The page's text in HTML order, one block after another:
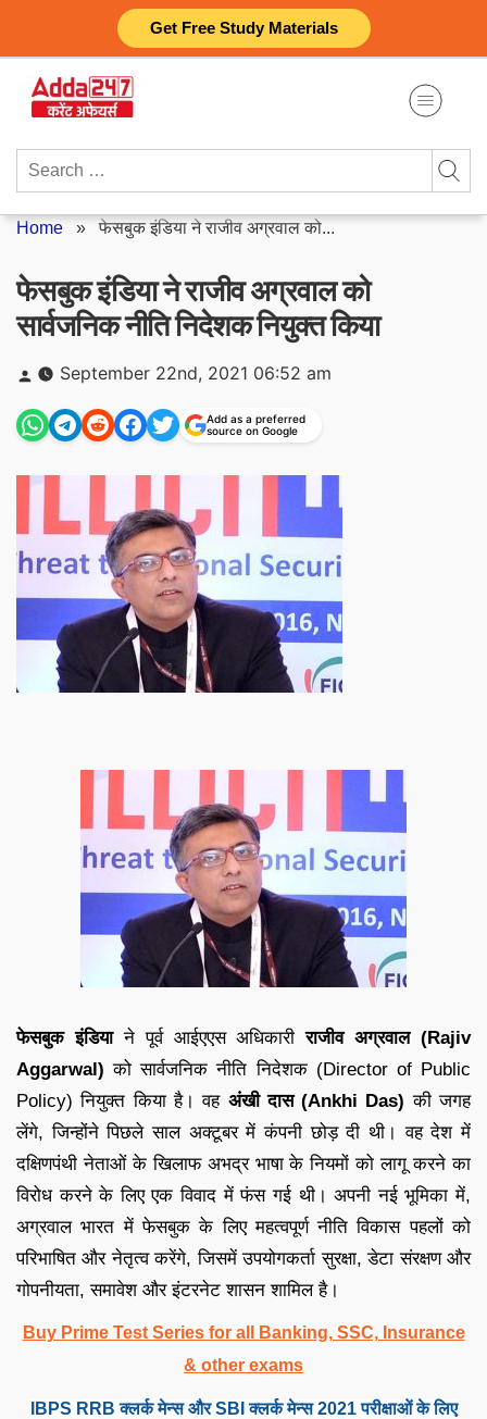
Get Free Study Materials
content
Search
Home »फेसबुक इंडिया ने राजीव अग्रवाल को...
फेसबुक इंडिया ने राजीव अग्रवाल को
सार्वजनिक नीति निदेशक नियुक्त किया
Posted
by
September 22nd, 2021 06:52 am
Add as a preferred
source on Google
फेसबुक इंडियाने पूर्व आईएएस अधिकारीराजीव अग्रवाल (Rajiv
Aggarwal)को सार्वजनिक नीति निदेशक (Director of Public
Policy) नियुक्त किया है। वह अंखी दास (Ankhi Das) की जगह
लेंगे, जिन्होंने पिछले साल अक्टूबर में कंपनी छोड़ दी थी। वह देश में
दक्षिणपंथी नेताओं के खिलाफ अभद्र भाषा के नियमों को लागू करने का
विरोध करने के लिए एक विवाद में फंस गई थी। अपनी नई भूमिका में,
अग्रवाल भारत में फेसबुक के लिए महत्वपूर्ण नीति विकास पहलों को
परिभाषित और नेतृत्व करेंगे, जिसमें उपयोगकर्ता सुरक्षा, डेटा संरक्षण और
गोपनीयता, समावेश और इंटरनेट शासन शामिल है।
Buy Prime Test Series for all Banking, SSC, Insurance
& other exams
IBPS RRB क्लर्क मेन्स और SBI क्लर्क मेन्स 2021 परीक्षाओं के लिए